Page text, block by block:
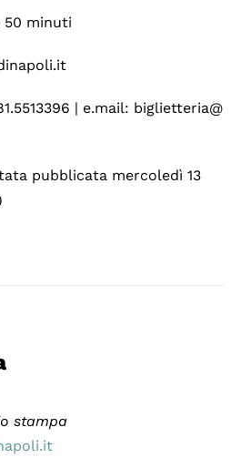
50 minuti
| e.mail: biglietteria@
pubblicata mercoledì 13
stampa